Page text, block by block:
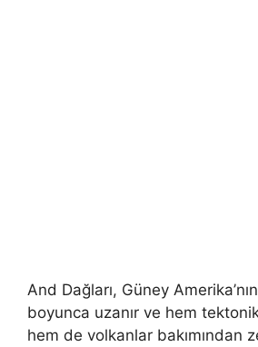
And Dağları, Güney
boyunca uzanır ve hem
hem de volkanlar bakımından